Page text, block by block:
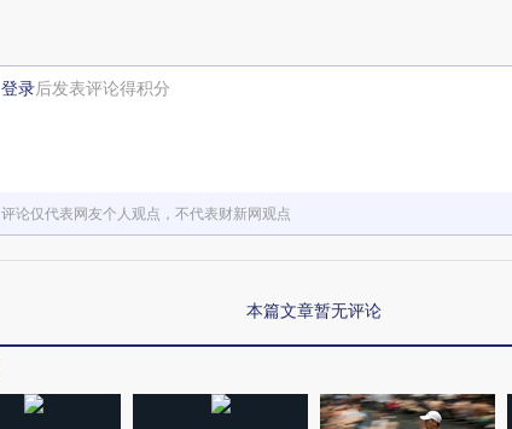
登录后发表评论得积分
评论仅代表网友个人观点，不代表财新网观点
本篇文章暂无评论